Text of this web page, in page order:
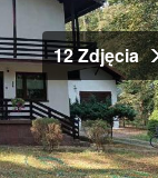
12 Zdjęcia